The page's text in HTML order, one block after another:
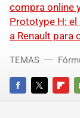
compra online
Prototype H: el
a Renault para
FACEBOOKTWITTER
TEMAS